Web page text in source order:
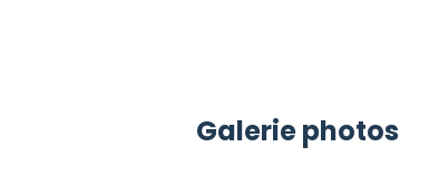
Galerie photos